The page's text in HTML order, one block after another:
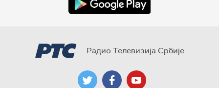
Радио Телевизија Србије